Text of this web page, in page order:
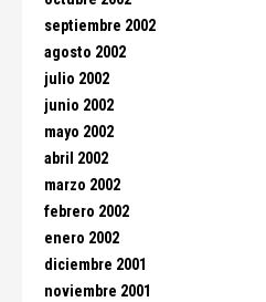
septiembre 2002
agosto 2002
julio 2002
junio 2002
mayo 2002
abril 2002
marzo 2002
febrero 2002
enero 2002
diciembre 2001
noviembre 2001